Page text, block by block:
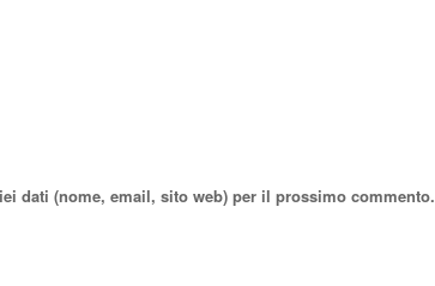
dati (nome, email, sito web) per il prossimo commento.